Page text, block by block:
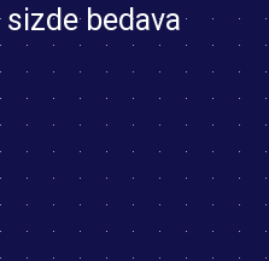
bedava